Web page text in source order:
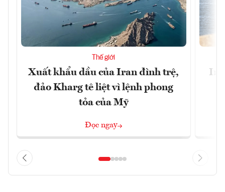
Thế giới
Xuất khẩu dầu của Iran đình trệ,
đảo Kharg tê liệt vì lệnh phong
tỏa của Mỹ
Đọc ngay